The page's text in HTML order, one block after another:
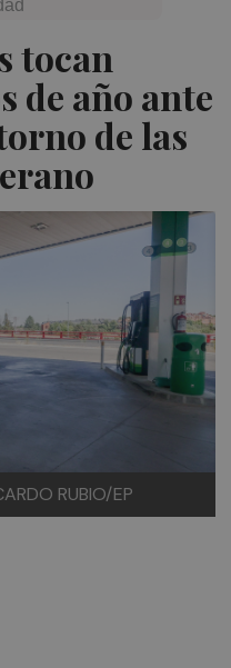
tocan
de año ante
de las
RUBIO/EP